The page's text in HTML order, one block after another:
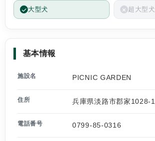
大型犬 超大型犬
基本情報
施設名 PICNIC GARDEN
住所 兵庫県淡路市郡家1028-1
電話番号 0799-85-0316